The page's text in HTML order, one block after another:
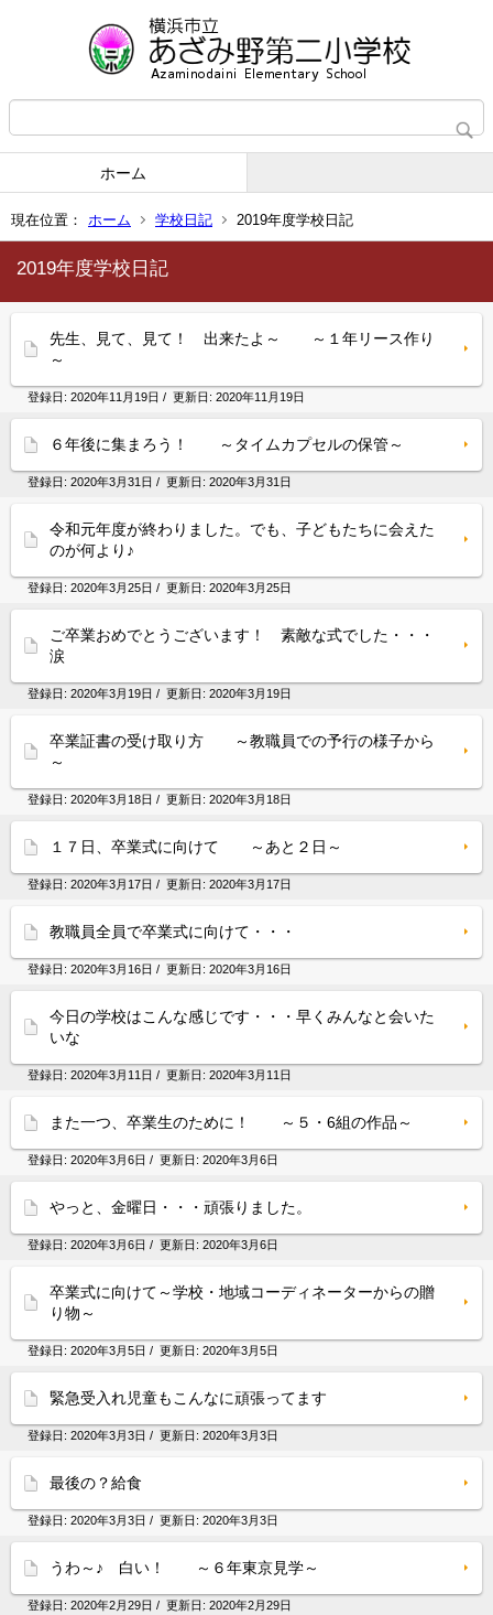
ホーム
現在位置： ホーム 学校日記 2019年度学校日記
2019年度学校日記
先生、見て、見て！ 出来たよ～ ～１年リース作り
～
登録日: 2020年11月19日 / 更新日: 2020年11月19日
６年後に集まろう！ ～タイムカプセルの保管～
登録日: 2020年3月31日 / 更新日: 2020年3月31日
令和元年度が終わりました。でも、子どもたちに会えた
のが何より♪
登録日: 2020年3月25日 / 更新日: 2020年3月25日
ご卒業おめでとうございます！ 素敵な式でした・・・
涙
登録日: 2020年3月19日 / 更新日: 2020年3月19日
卒業証書の受け取り方 ～教職員での予行の様子から
～
登録日: 2020年3月18日 / 更新日: 2020年3月18日
１７日、卒業式に向けて ～あと２日～
登録日: 2020年3月17日 / 更新日: 2020年3月17日
教職員全員で卒業式に向けて・・・
登録日: 2020年3月16日 / 更新日: 2020年3月16日
今日の学校はこんな感じです・・・早くみんなと会いた
いな
登録日: 2020年3月11日 / 更新日: 2020年3月11日
また一つ、卒業生のために！ ～５・6組の作品～
登録日: 2020年3月6日 / 更新日: 2020年3月6日
やっと、金曜日・・・頑張りました。
登録日: 2020年3月6日 / 更新日: 2020年3月6日
卒業式に向けて～学校・地域コーディネーターからの贈
り物～
登録日: 2020年3月5日 / 更新日: 2020年3月5日
緊急受入れ児童もこんなに頑張ってます
登録日: 2020年3月3日 / 更新日: 2020年3月3日
最後の？給食
登録日: 2020年3月3日 / 更新日: 2020年3月3日
うわ～♪ 白い！ ～６年東京見学～
登録日: 2020年2月29日 / 更新日: 2020年2月29日